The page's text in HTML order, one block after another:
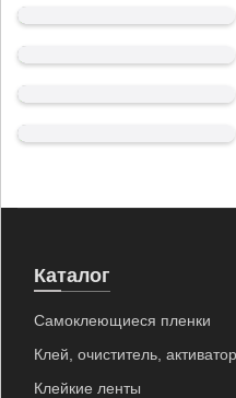
Каталог
Самоклеющиеся пленки
Клей, очиститель, активатор
Клейкие ленты